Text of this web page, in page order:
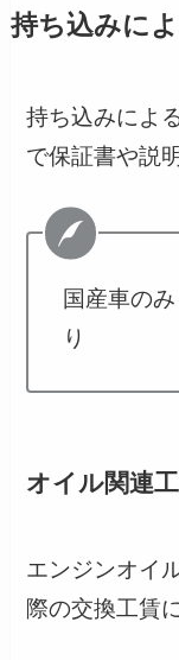
持ち込みに
持ち込みによ
で保証書や説
国産車の
り
オイル関連
エンジンオイ
際の交換工賃